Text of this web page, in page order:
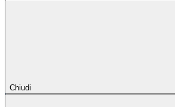
Chiudi